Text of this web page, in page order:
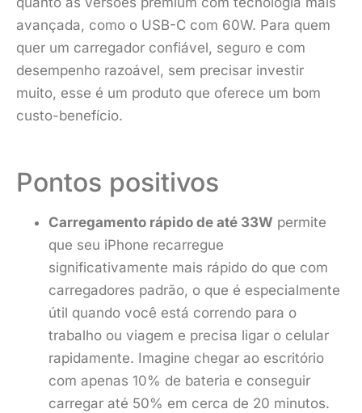
avançada, como o USB-C com 60W. Para quem
quer um carregador confiável, seguro e com
desempenho razoável, sem precisar investir
muito, esse é um produto que oferece um bom
custo-benefício.
Pontos positivos
Carregamento rápido de até 33W permite
que seu iPhone recarregue
significativamente mais rápido do que com
carregadores padrão, o que é especialmente
útil quando você está correndo para o
trabalho ou viagem e precisa ligar o celular
rapidamente. Imagine chegar ao escritório
com apenas 10% de bateria e conseguir
carregar até 50% em cerca de 20 minutos.